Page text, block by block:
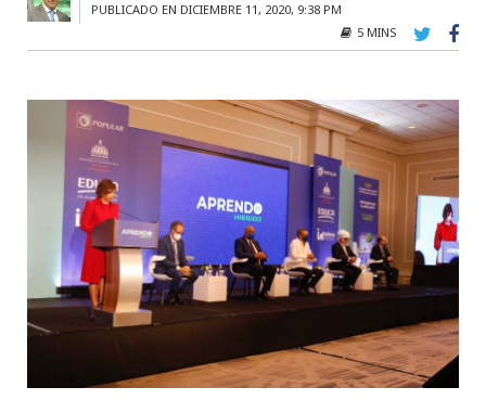
PUBLICADO EN DICIEMBRE 11, 2020, 9:38 PM
5 MINS